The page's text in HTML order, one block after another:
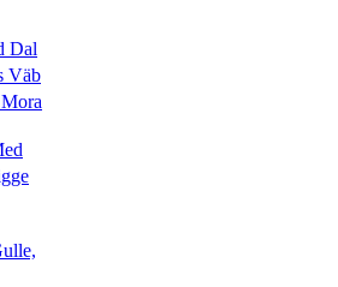
Dal
Väb